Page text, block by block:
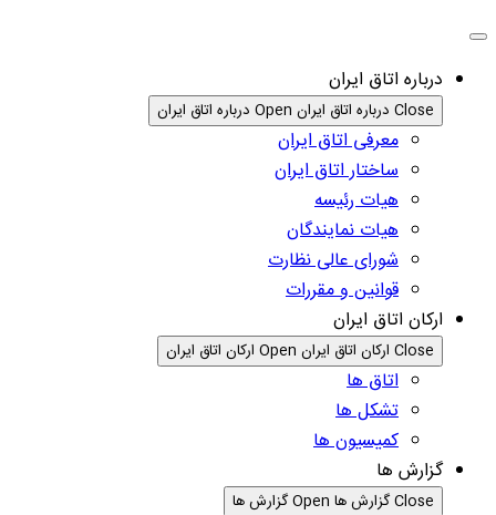
درباره اتاق ایران
Close درباره اتاق ایران Open درباره اتاق ایران
معرفی اتاق ایران
ساختار اتاق ایران
هیات رئیسه
هیات نمایندگان
شورای عالی نظارت
قوانین و مقررات
ارکان اتاق ایران
Close ارکان اتاق ایران Open ارکان اتاق ایران
اتاق ها
تشکل ها
کمیسیون ها
گزارش ها
Close گزارش ها Open گزارش ها